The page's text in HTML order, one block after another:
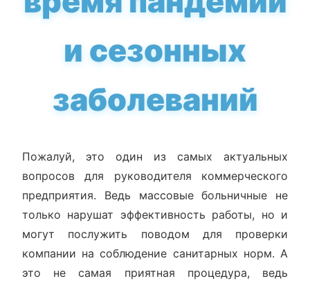
и сезонных
заболеваний
Пожалуй, это один из самых актуальных
вопросов для руководителя коммерческого
предприятия. Ведь массовые больничные не
только нарушат эффективность работы, но и
могут послужить поводом для проверки
компании на соблюдение санитарных норм. А
это не самая приятная процедура, ведь